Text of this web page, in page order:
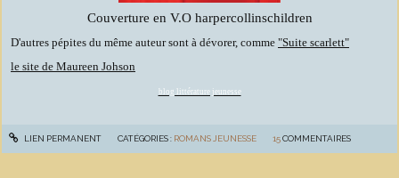
Couverture en V.O harpercollinschildren
D'autres pépites du même auteur sont à dévorer, comme "Suite scarlett"
le site de Maureen Johson
blog littérature jeunesse
LIEN PERMANENT CATÉGORIES : ROMANS JEUNESSE 15COMMENTAIRES